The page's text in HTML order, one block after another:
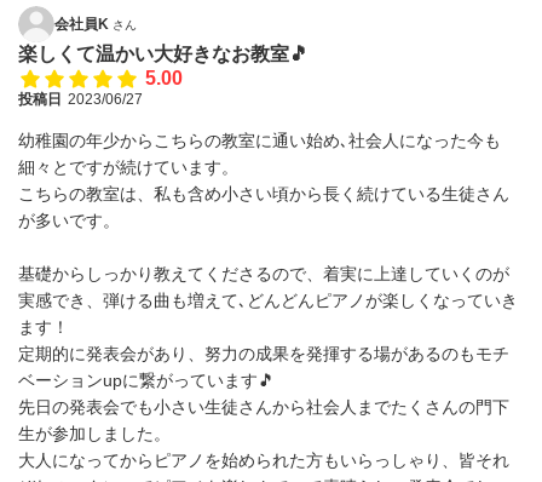
会社員K さん
楽しくて温かい大好きなお教室🎵
5.00
投稿日 2023/06/27
幼稚園の年少からこちらの教室に通い始め､社会人になった今も
細々とですが続けています。
こちらの教室は、私も含め小さい頃から長く続けている生徒さん
が多いです。
基礎からしっかり教えてくださるので、着実に上達していくのが
実感でき、弾ける曲も増えて､どんどんピアノが楽しくなっていき
ます！
定期的に発表会があり、努力の成果を発揮する場があるのもモチ
ベーションupに繋がっています🎵
先日の発表会でも小さい生徒さんから社会人までたくさんの門下
生が参加しました。
大人になってからピアノを始められた方もいらっしゃり、皆それ